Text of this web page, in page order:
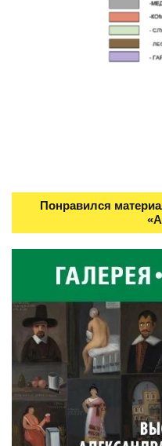
Понравился